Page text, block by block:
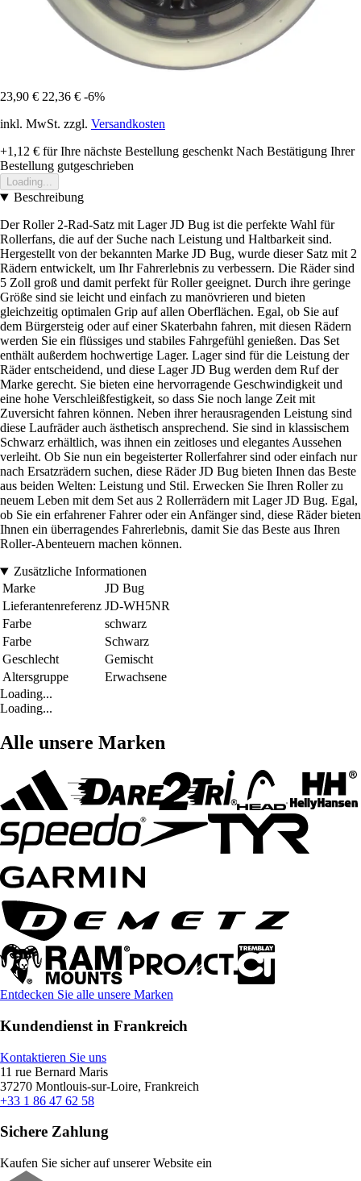
23,90 € 22,36 € -6%
inkl. MwSt. zzgl. Versandkosten
+1,12 € für Ihre nächste Bestellung geschenkt Nach Bestätigung Ihrer
Bestellung gutgeschrieben
Loading...
Beschreibung
Der Roller 2-Rad-Satz mit Lager JD Bug ist die perfekte Wahl für
Rollerfans, die auf der Suche nach Leistung und Haltbarkeit sind.
Hergestellt von der bekannten Marke JD Bug, wurde dieser Satz mit 2
Rädern entwickelt, um Ihr Fahrerlebnis zu verbessern. Die Räder sind
5 Zoll groß und damit perfekt für Roller geeignet. Durch ihre geringe
Größe sind sie leicht und einfach zu manövrieren und bieten
gleichzeitig optimalen Grip auf allen Oberflächen. Egal, ob Sie auf
dem Bürgersteig oder auf einer Skaterbahn fahren, mit diesen Rädern
werden Sie ein flüssiges und stabiles Fahrgefühl genießen. Das Set
enthält außerdem hochwertige Lager. Lager sind für die Leistung der
Räder entscheidend, und diese Lager JD Bug werden dem Ruf der
Marke gerecht. Sie bieten eine hervorragende Geschwindigkeit und
eine hohe Verschleißfestigkeit, so dass Sie noch lange Zeit mit
Zuversicht fahren können. Neben ihrer herausragenden Leistung sind
diese Laufräder auch ästhetisch ansprechend. Sie sind in klassischem
Schwarz erhältlich, was ihnen ein zeitloses und elegantes Aussehen
verleiht. Ob Sie nun ein begeisterter Rollerfahrer sind oder einfach nur
nach Ersatzrädern suchen, diese Räder JD Bug bieten Ihnen das Beste
aus beiden Welten: Leistung und Stil. Erwecken Sie Ihren Roller zu
neuem Leben mit dem Set aus 2 Rollerrädern mit Lager JD Bug. Egal,
ob Sie ein erfahrener Fahrer oder ein Anfänger sind, diese Räder bieten
Ihnen ein überragendes Fahrerlebnis, damit Sie das Beste aus Ihren
Roller-Abenteuern machen können.
Zusätzliche Informationen
Marke
JD Bug
Lieferantenreferenz JD-WH5NR
Farbe
schwarz
Farbe
Schwarz
Geschlecht
Gemischt
Altersgruppe
Erwachsene
Loading...
Loading...
Alle unsere Marken
Entdecken Sie alle unsere Marken
Kundendienst in Frankreich
Kontaktieren Sie uns
11 rue Bernard Maris
37270 Montlouis-sur-Loire, Frankreich
+33 1 86 47 62 58
Sichere Zahlung
Kaufen Sie sicher auf unserer Website ein